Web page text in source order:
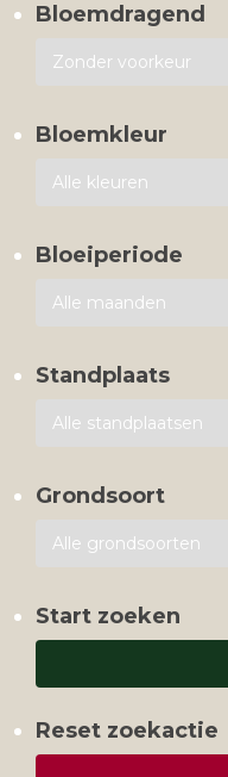
Bloemdragend
Bloemkleur
Bloeiperiode
Standplaats
Grondsoort
Start zoeken
Reset zoekactie